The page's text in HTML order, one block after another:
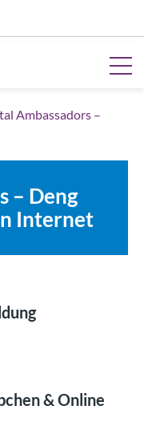
Ambassadors –
– Deng
Internet
& Online